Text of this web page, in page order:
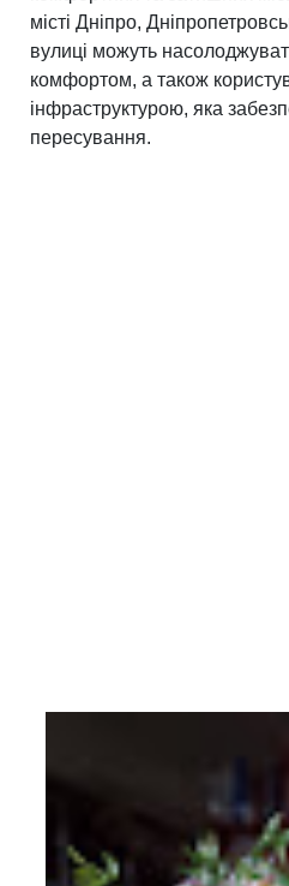
місті Дніпро,
вулиці можуть
комфортом, а також
інфраструктурою, яка
пересування.